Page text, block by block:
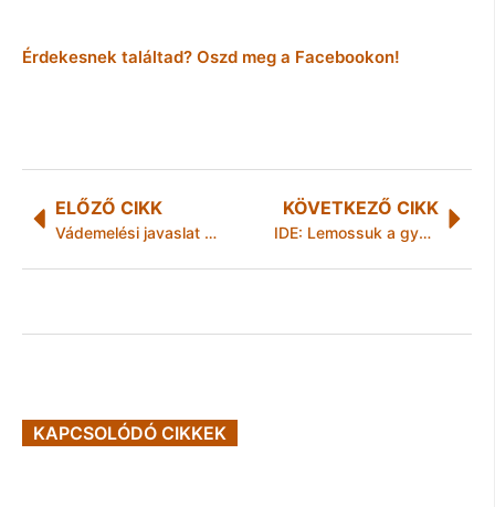
Érdekesnek találtad? Oszd meg a Facebookon!
ELŐZŐ CIKK
Vádemelési javaslat az arnóti emberölés ügyében
KÖVETKEZŐ CIKK
IDE: Lemossuk a gyalázatot! – koszorúzás a Duna-parti cipőknél
KAPCSOLÓDÓ CIKKEK